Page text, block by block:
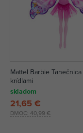
Mattel Barbie
krídlami
skladom
DMOC: 40,99 €
21,65 €